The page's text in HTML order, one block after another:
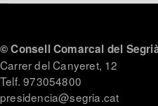
© Consell Comarcal del
Carrer del Canyeret, 12
Telf. 973054800
presidencia@segria.cat